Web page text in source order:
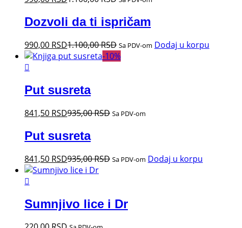
Dozvoli da ti ispričam
990,00 RSD1.100,00RSD Sa PDV-om Dodaj u korpu
-10%
Put susreta
841,50 RSD935,00RSD Sa PDV-om
Put susreta
841,50 RSD935,00RSD Sa PDV-om Dodaj u korpu
Sumnjivo lice i Dr